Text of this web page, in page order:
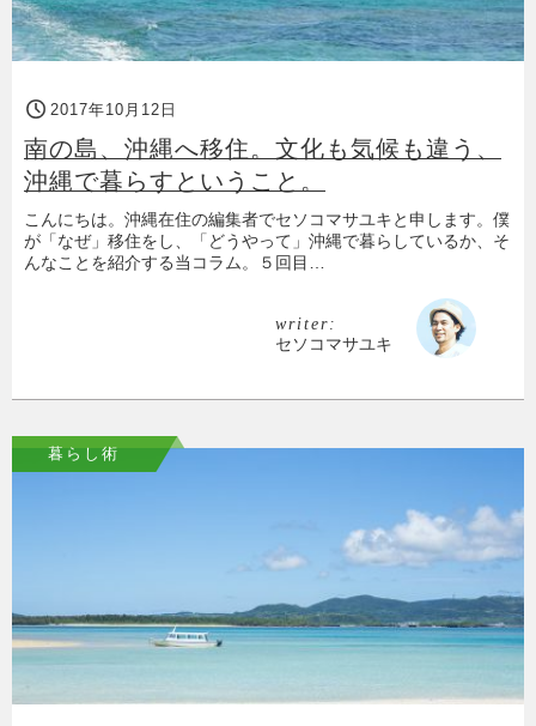
2017年10月12日
南の島、沖縄へ移住。文化も気候も違う、
沖縄で暮らすということ。
こんにちは。沖縄在住の編集者でセソコマサユキと申します。僕
が「なぜ」移住をし、「どうやって」沖縄で暮らしているか、そ
んなことを紹介する当コラム。５回目…
writer:
セソコマサユキ
暮らし術